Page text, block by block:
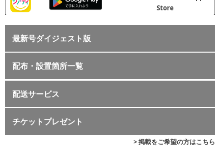
最新号ダイジェスト版
配布・設置箇所一覧
配送サービス
チケットプレゼント
> 掲載をご希望の方はこちら